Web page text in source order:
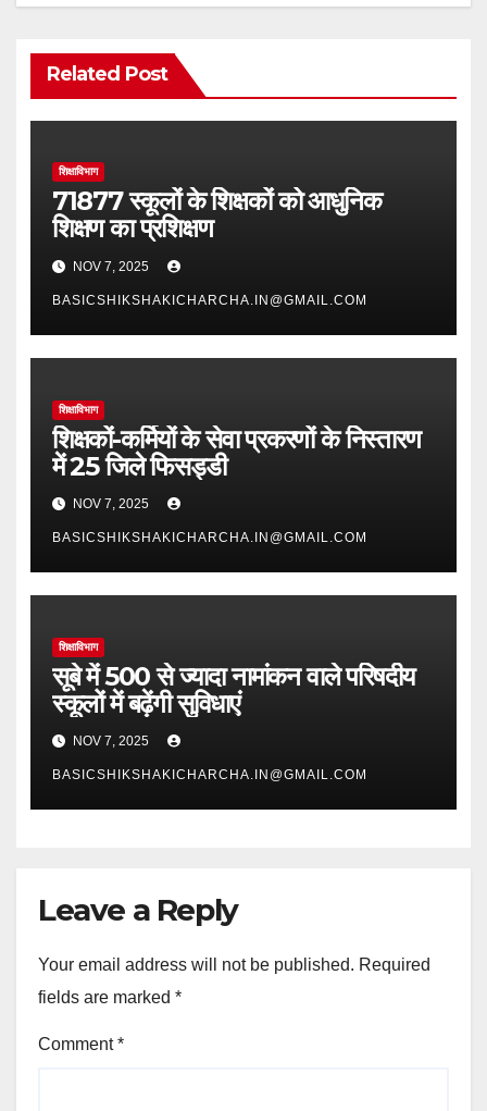
Related Post
शिक्षाविभाग
71877 स्कूलों के शिक्षकों को आधुनिक
शिक्षण का प्रशिक्षण
NOV 7, 2025
BASICSHIKSHAKICHARCHA.IN@GMAIL.COM
शिक्षाविभाग
शिक्षकों-कर्मियों के सेवा प्रकरणों के निस्तारण
में 25 जिले फिसड्डी
NOV 7, 2025
BASICSHIKSHAKICHARCHA.IN@GMAIL.COM
शिक्षाविभाग
सूबे में 500 से ज्यादा नामांकन वाले परिषदीय
स्कूलों में बढ़ेंगी सुविधाएं
NOV 7, 2025
BASICSHIKSHAKICHARCHA.IN@GMAIL.COM
Leave a Reply
Your email address will not be published. Required
fields are marked *
Comment*